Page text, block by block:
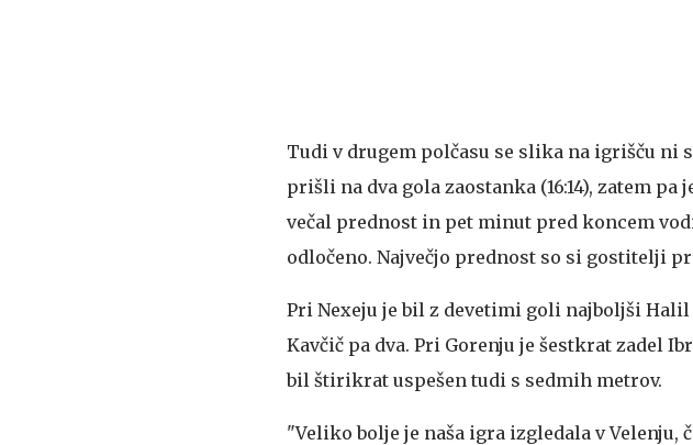
Tudi v drugem polčasu se slika na igrišču ni
prišli na dva gola zaostanka (16:14), zatem
večal prednost in pet minut pred koncem
odločeno. Največjo prednost so si gostitelji
Pri Nexeju je bil z devetimi goli najboljši Halil
Kavčič pa dva. Pri Gorenju je šestkrat zadel
bil štirikrat uspešen tudi s sedmih metrov.
"Veliko bolje je naša igra izgledala v